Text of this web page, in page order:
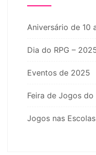
Aniversário de 10
Dia do RPG –
Eventos de 2025
Feira de Jogos
Jogos nas Escolas